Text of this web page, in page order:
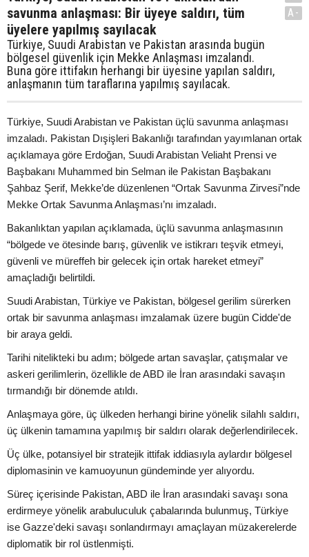
savunma anlaşması: Bir üyeye saldırı, tüm
üyelere yapılmış sayılacak
Türkiye, Suudi Arabistan ve Pakistan arasında bugün
bölgesel güvenlik için Mekke Anlaşması imzalandı.
Buna göre ittifakın herhangi bir üyesine yapılan saldırı,
anlaşmanın tüm taraflarına yapılmış sayılacak.
A-
Türkiye, Suudi Arabistan ve Pakistan üçlü savunma anlaşması
imzaladı. Pakistan Dışişleri Bakanlığı tarafından yayımlanan ortak
açıklamaya göre Erdoğan, Suudi Arabistan Veliaht Prensi ve
Başbakanı Muhammed bin Selman ile Pakistan Başbakanı
Şahbaz Şerif, Mekke’de düzenlenen “Ortak Savunma Zirvesi”nde
Mekke Ortak Savunma Anlaşması’nı imzaladı.
Bakanlıktan yapılan açıklamada, üçlü savunma anlaşmasının
“bölgede ve ötesinde barış, güvenlik ve istikrarı teşvik etmeyi,
güvenli ve müreffeh bir gelecek için ortak hareket etmeyi”
amaçladığı belirtildi.
Suudi Arabistan, Türkiye ve Pakistan, bölgesel gerilim sürerken
ortak bir savunma anlaşması imzalamak üzere bugün Cidde'de
bir araya geldi.
Tarihi nitelikteki bu adım; bölgede artan savaşlar, çatışmalar ve
askeri gerilimlerin, özellikle de ABD ile İran arasındaki savaşın
tırmandığı bir dönemde atıldı.
Anlaşmaya göre, üç ülkeden herhangi birine yönelik silahlı saldırı,
üç ülkenin tamamına yapılmış bir saldırı olarak değerlendirilecek.
Üç ülke, potansiyel bir stratejik ittifak iddiasıyla aylardır bölgesel
diplomasinin ve kamuoyunun gündeminde yer alıyordu.
Süreç içerisinde Pakistan, ABD ile İran arasındaki savaşı sona
erdirmeye yönelik arabuluculuk çabalarında bulunmuş, Türkiye
ise Gazze'deki savaşı sonlandırmayı amaçlayan müzakerelerde
diplomatik bir rol üstlenmişti.